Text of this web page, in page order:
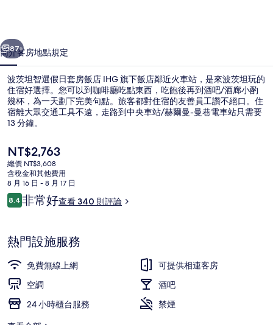
套
房
飯
店
IHG
旗
下
飯
店
相
片
集
個 下一個
87+
簡介客房地點規定
波茨坦智選假日套房飯店 IHG 旗下飯店鄰近火車站，是來波茨坦玩的
住宿好選擇。您可以到咖啡廳吃點東西，吃飽後再到酒吧/酒廊小酌
幾杯，為一天劃下完美句點。旅客都對住宿的友善員工讚不絕口。住
宿離大眾交通工具不遠，走路到中央車站/赫爾曼-曼巷電車站只需要
13 分鐘。
目
前
的
價
格
是
NT$2,763
總價 NT$3,608
含稅金和其他費用
8 月 16 日 - 8 月 17 日
評
論
8.48.4 分，滿分 10 分，
非常好查看 340 則評論
熱門設施服務
免費無線上網
可提供相連客房
空調
酒吧
24 小時櫃台服務
禁煙